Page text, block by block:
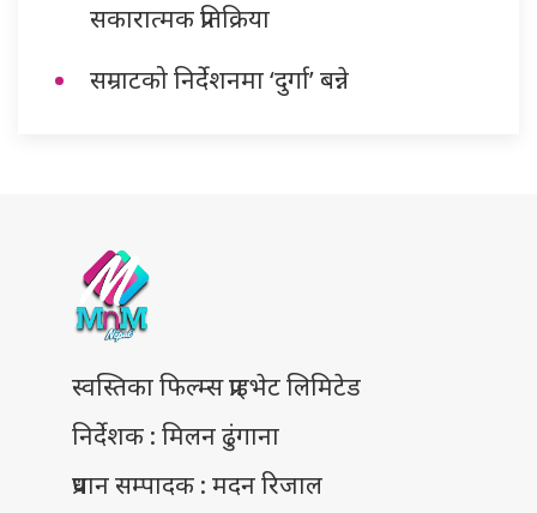
सकारात्मक प्रतिक्रिया
सम्राटको निर्देशनमा ‘दुर्गा’ बन्ने
स्वस्तिका फिल्म्स प्राइभेट लिमिटेड
निर्देशक : मिलन ढुंगाना
प्रधान सम्पादक : मदन रिजाल